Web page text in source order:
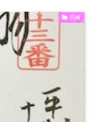
宮崎